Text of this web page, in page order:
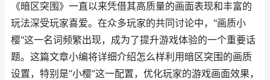
《暗区突围》一直以来凭借其高质量的画面表现和丰富的
玩法深受玩家喜爱。在众多玩家的共同讨论中，"画质小
樱"这一名词频繁出现，成为了提升游戏体验的一个重要话
题。这篇文章小编将详细介绍怎么样利用暗区突围的画质
设置，特别是“小樱”这一配置，优化玩家的游戏画面效果，